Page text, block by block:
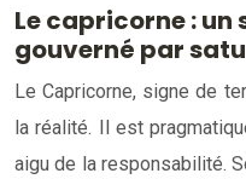
Le capricorne : un
gouverné par
Le Capricorne, signe de
la réalité. Il est
aigu de la responsabilité.